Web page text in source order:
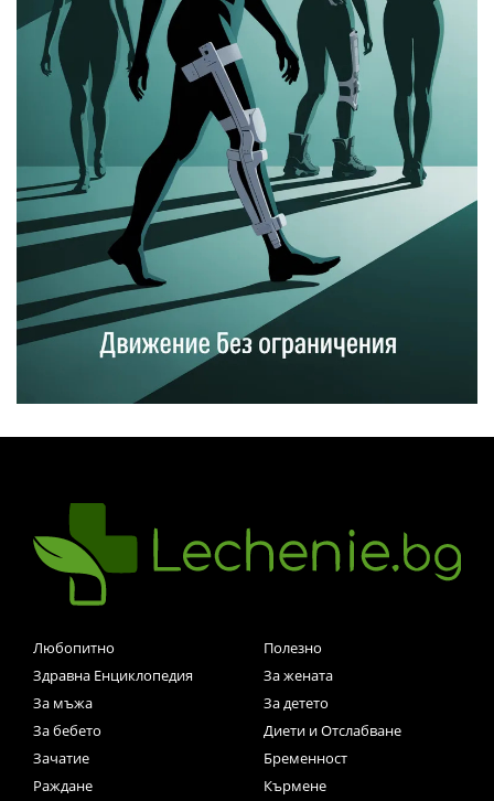
Любопитно
Полезно
Здравна Енциклопедия
За жената
За мъжа
За детето
За бебето
Диети и Отслабване
Зачатие
Бременност
Раждане
Кърмене